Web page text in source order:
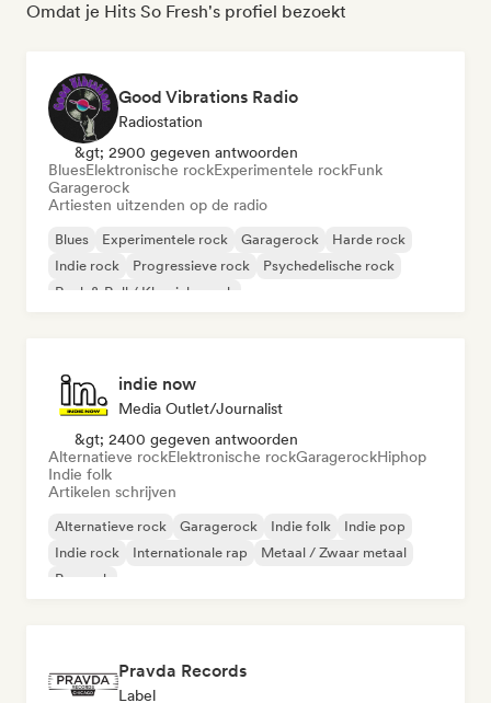
Omdat je Hits So Fresh's profiel bezoekt
Good Vibrations Radio
Radiostation
&gt; 2900 gegeven antwoorden
BluesElektronische rockExperimentele rockFunk
Garagerock
Artiesten uitzenden op de radio
Blues Experimentele rock Garagerock
Harde rock
Indie rock
Progressieve rock
Psychedelische rock
Rock & Roll / Klassieke rock
indie now
Media Outlet/Journalist
&gt; 2400 gegeven antwoorden
Alternatieve rockElektronische rockGaragerockHiphop
Indie folk
Artikelen schrijven
Alternatieve rock Garagerock Indie folk
Indie pop
Indie rock
Internationale rap
Metaal / Zwaar metaal
Poprock
Pravda Records
Label